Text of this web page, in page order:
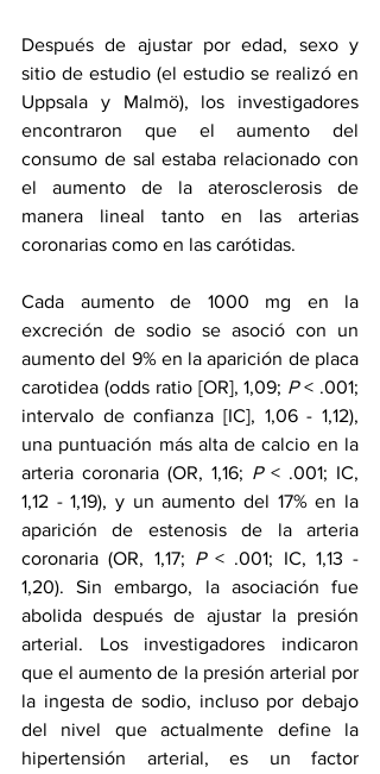
Después de ajustar por edad, sexo y
sitio de estudio (el estudio se realizó en
Uppsala y Malmö), los investigadores
encontraron que el aumento del
consumo de sal estaba relacionado con
el aumento de la aterosclerosis de
manera lineal tanto en las arterias
coronarias como en las carótidas.
Cada aumento de 1000 mg en la
excreción de sodio se asoció con un
aumento del 9% en la aparición de placa
carotidea (odds ratio [OR], 1,09; P < .001;
intervalo de confianza [IC], 1,06 - 1,12),
una puntuación más alta de calcio en la
arteria coronaria (OR, 1,16; P < .001; IC,
1,12 - 1,19), y un aumento del 17% en la
aparición de estenosis de la arteria
coronaria (OR, 1,17; P < .001; IC, 1,13 -
1,20). Sin embargo, la asociación fue
abolida después de ajustar la presión
arterial. Los investigadores indicaron
que el aumento de la presión arterial por
la ingesta de sodio, incluso por debajo
del nivel que actualmente define la
hipertensión arterial, es un factor